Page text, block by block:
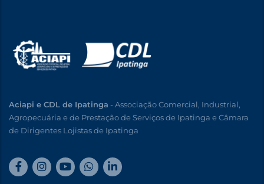
Aciapi e CDL de Ipatinga - Associação Comercial, Industrial,
Agropecuária e de Prestação de Serviços de Ipatinga e Câmara
de Dirigentes Lojistas de Ipatinga